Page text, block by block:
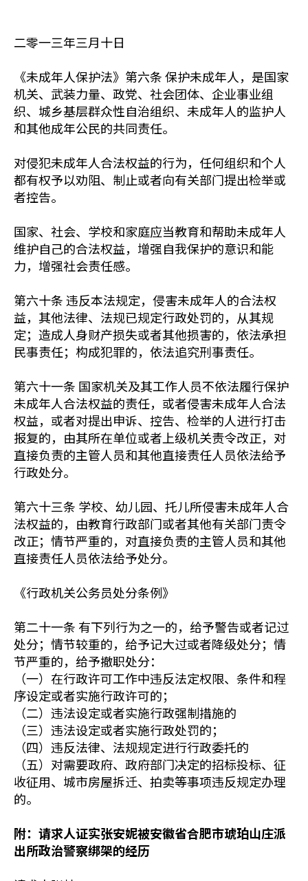
二零一三年三月十日
《未成年人保护法》第六条 保护未成年人，是国家
机关、武装力量、政党、社会团体、企业事业组
织、城乡基层群众性自治组织、未成年人的监护人
和其他成年公民的共同责任。
对侵犯未成年人合法权益的行为，任何组织和个人
都有权予以劝阻、制止或者向有关部门提出检举或
者控告。
国家、社会、学校和家庭应当教育和帮助未成年人
维护自己的合法权益，增强自我保护的意识和能
力，增强社会责任感。
第六十条 违反本法规定，侵害未成年人的合法权
益，其他法律、法规已规定行政处罚的，从其规
定；造成人身财产损失或者其他损害的，依法承担
民事责任；构成犯罪的，依法追究刑事责任。
第六十一条 国家机关及其工作人员不依法履行保护
未成年人合法权益的责任，或者侵害未成年人合法
权益，或者对提出申诉、控告、检举的人进行打击
报复的，由其所在单位或者上级机关责令改正，对
直接负责的主管人员和其他直接责任人员依法给予
行政处分。
第六十三条 学校、幼儿园、托儿所侵害未成年人合
法权益的，由教育行政部门或者其他有关部门责令
改正；情节严重的，对直接负责的主管人员和其他
直接责任人员依法给予处分。
《行政机关公务员处分条例》
第二十一条 有下列行为之一的，给予警告或者记过
处分；情节较重的，给予记大过或者降级处分；情
节严重的，给予撤职处分：
（一）在行政许可工作中违反法定权限、条件和程
序设定或者实施行政许可的；
（二）违法设定或者实施行政强制措施的
（三）违法设定或者实施行政处罚的；
（四）违反法律、法规规定进行行政委托的
（五）对需要政府、政府部门决定的招标投标、征
收征用、城市房屋拆迁、拍卖等事项违反规定办理
的。
附：请求人证实张安妮被安徽省合肥市琥珀山庄派
出所政治警察绑架的经历